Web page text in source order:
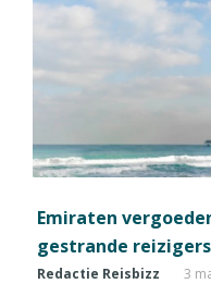
Emiraten
gestrande reizigers
Redactie Reisbizz 3